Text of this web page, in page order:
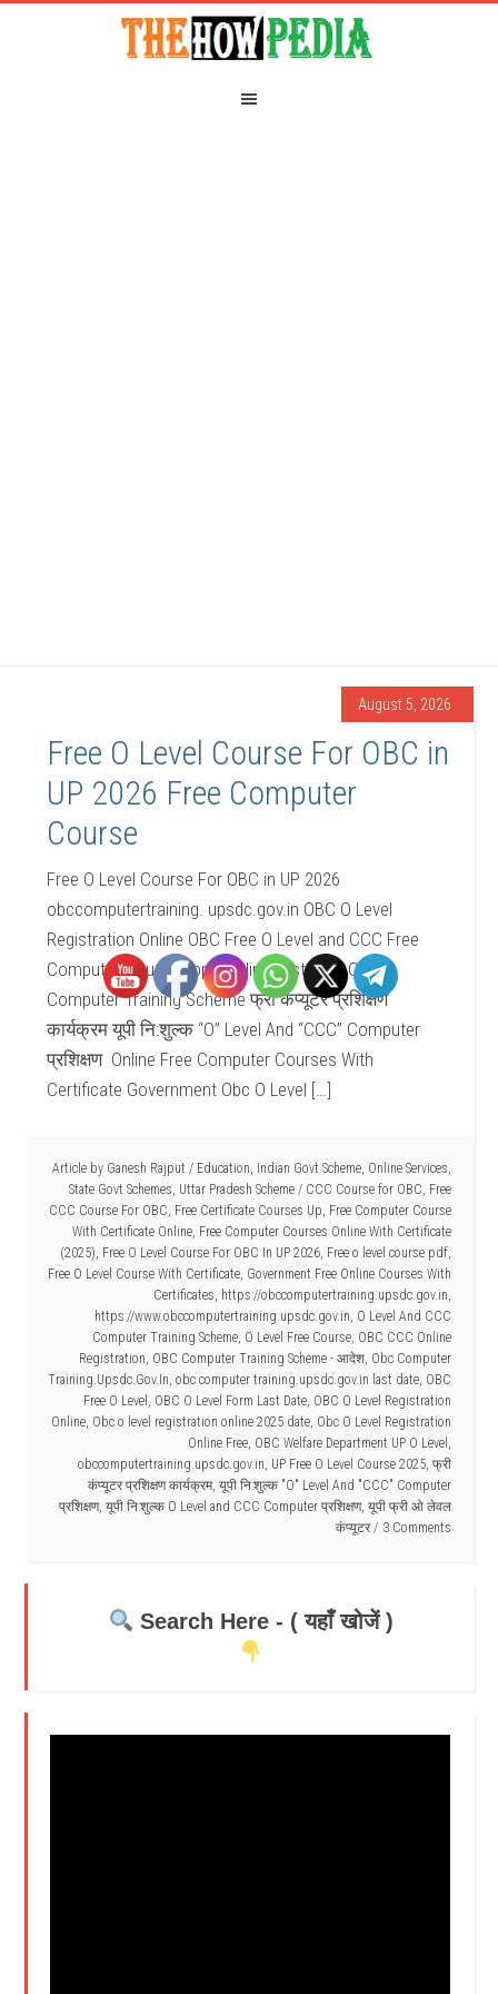
August 5, 2026
Free O Level Course For OBC in
UP 2026 Free Computer
Course
Free O Level Course For OBC in UP 2026
obccomputertraining. upsdc.gov.in OBC O Level
Registration Online OBC Free O Level and CCC Free
Computer Course Apply Online Last Date OBC
Computer Training Scheme फ्री कंप्यूटर प्रशिक्षण
कार्यक्रम यूपी नि:शुल्क “O” Level And “CCC” Computer
प्रशिक्षण Online Free Computer Courses With
Certificate Government Obc O Level […]
Article by Ganesh Rajput / Education, Indian Govt Scheme, Online Services,
State Govt Schemes, Uttar Pradesh Scheme / CCC Course for OBC, Free
CCC Course For OBC, Free Certificate Courses Up, Free Computer Course
With Certificate Online, Free Computer Courses Online With Certificate
(2025), Free O Level Course For OBC In UP 2026, Free o level course pdf,
Free O Level Course With Certificate, Government Free Online Courses With
Certificates, https://obccomputertraining.upsdc.gov.in,
https://www.obccomputertraining.upsdc.gov.in, O Level And CCC
Computer Training Scheme, O Level Free Course, OBC CCC Online
Registration, OBC Computer Training Scheme - आदेश, Obc Computer
Training.Upsdc.Gov.In, obc computer training.upsdc.gov.in last date, OBC
Free O Level , OBC O Level Form Last Date, OBC O Level Registration
Online, Obc o level registration online 2025 date, Obc O Level Registration
Online Free, OBC Welfare Department UP O Level ,
obccomputertraining.upsdc.gov.in, UP Free O Level Course 2025, फ्री
कंप्यूटर प्रशिक्षण कार्यक्रम, यूपी नि:शुल्क "O" Level And "CCC" Computer
प्रशिक्षण, यूपी नि:शुल्क O Level and CCC Computer प्रशिक्षण, यूपी फ्री ओ लेवल
कंप्यूटर
3 Comments
Search Here - ( यहाँ खोजें )